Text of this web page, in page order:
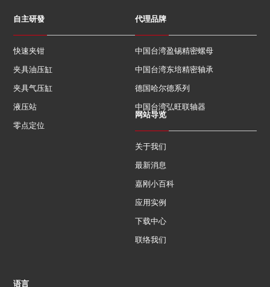
自主研發
快速夹钳
夹具油压缸
夹具气压缸
液压站
零点定位
代理品牌
中国台湾盈锡精密螺母
中国台湾东培精密轴承
德国哈尔德系列
中国台湾弘旺联轴器
网站导览
关于我们
最新消息
嘉刚小百科
应用实例
下载中心
联络我们
语言